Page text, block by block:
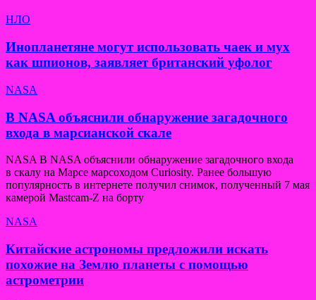
НЛО
Инопланетяне могут использовать чаек и мух
как шпионов, заявляет британский уфолог
NASA
В NASA объяснили обнаружение загадочного
входа в марсианской скале
NASA В NASA объяснили обнаружение загадочного входа
в скалу на Марсе марсоходом Curiosity. Ранее большую
популярность в интернете получил снимок, полученный 7 мая
камерой Mastcam-Z на борту
NASA
Китайские астрономы предложили искать
похожие на Землю планеты с помощью
астрометрии